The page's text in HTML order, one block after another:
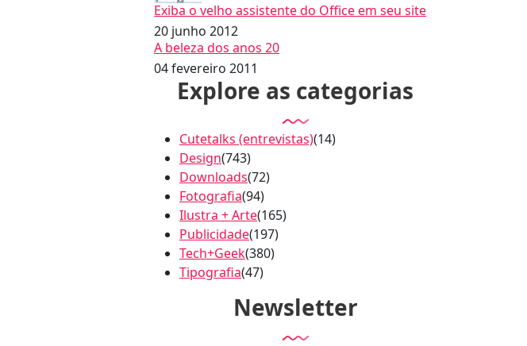
Exiba o velho assistente do Office em seu site
20 junho 2012
A beleza dos anos 20
04 fevereiro 2011
Explore as categorias
Cutetalks (entrevistas)(14)
Design(743)
Downloads(72)
Fotografia(94)
Ilustra + Arte(165)
Publicidade(197)
Tech+Geek(380)
Tipografia(47)
Newsletter